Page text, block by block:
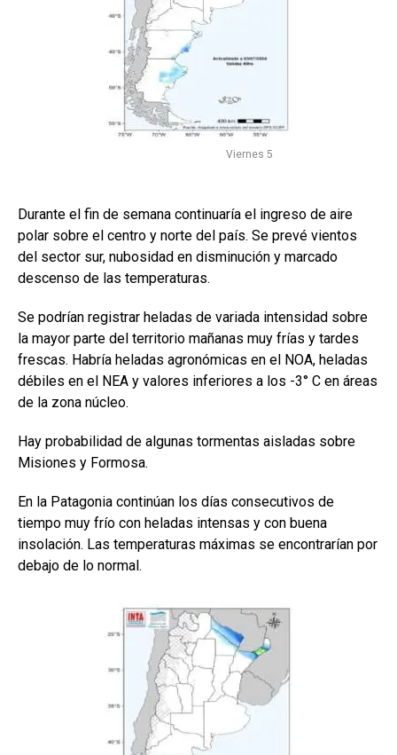
Viernes 5
Durante el fin de semana continuaría el ingreso de aire
polar sobre el centro y norte del país. Se prevé vientos
del sector sur, nubosidad en disminución y marcado
descenso de las temperaturas.
Se podrían registrar heladas de variada intensidad sobre
la mayor parte del territorio mañanas muy frías y tardes
frescas. Habría heladas agronómicas en el NOA, heladas
débiles en el NEA y valores inferiores a los -3° C en áreas
de la zona núcleo.
Hay probabilidad de algunas tormentas aisladas sobre
Misiones y Formosa.
En la Patagonia continúan los días consecutivos de
tiempo muy frío con heladas intensas y con buena
insolación. Las temperaturas máximas se encontrarían por
debajo de lo normal.